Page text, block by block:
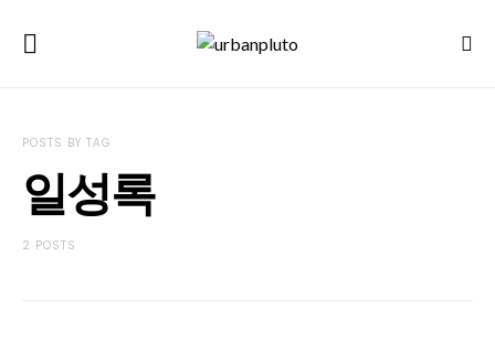
POSTS BY TAG
일성록
2 POSTS